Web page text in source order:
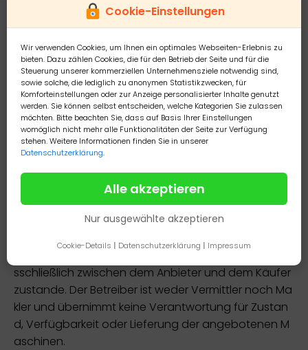
Cookie-Einstellungen
Wir verwenden Cookies, um Ihnen ein optimales Webseiten-Erlebnis zu
bieten. Dazu zählen Cookies, die für den Betrieb der Seite und für die
Steuerung unserer kommerziellen Unternehmensziele notwendig sind,
sowie solche, die lediglich zu anonymen Statistikzwecken, für
Komforteinstellungen oder zur Anzeige personalisierter Inhalte genutzt
werden. Sie können selbst entscheiden, welche Kategorien Sie zulassen
möchten. Bitte beachten Sie, dass auf Basis Ihrer Einstellungen
womöglich nicht mehr alle Funktionalitäten der Seite zur Verfügung
stehen. Weitere Informationen finden Sie in unserer
Datenschutzerklärung.
Alle akzeptieren
Nur ausgewählte akzeptieren
Cookie-Details | Datenschutzerklärung | Impressum
Nutzer können Inserate für Maschinen aufgeben. Alle
Inserate werden vor Veröffentlichung durch den Bet
reiber geprüft und manuell freigeschaltet. Es besteh
t kein Anspruch auf Veröffentlichung. Die Inserate m
üssen sachlich korrekt sein und dürfen keine Rechte
Dritter verletzen.
5. Kosten
Die Nutzung der Plattform ist für alle Nutzer vollständi
g kostenfrei. Es fallen weder Einstellgebühren noch V
erkaufsprovisionen an.
6. Vertragsverhältnisse
Verträge über den Kauf von Maschinen kommen au
sschließlich zwischen dem Anbieter und dem Käufer
zustande. Der Betreiber ist weder Vermittler noch Ma
kler und übernimmt keine Verantwortung für Zustan
d, Verfügbarkeit oder Lieferung der angebotenen M
aschinen.